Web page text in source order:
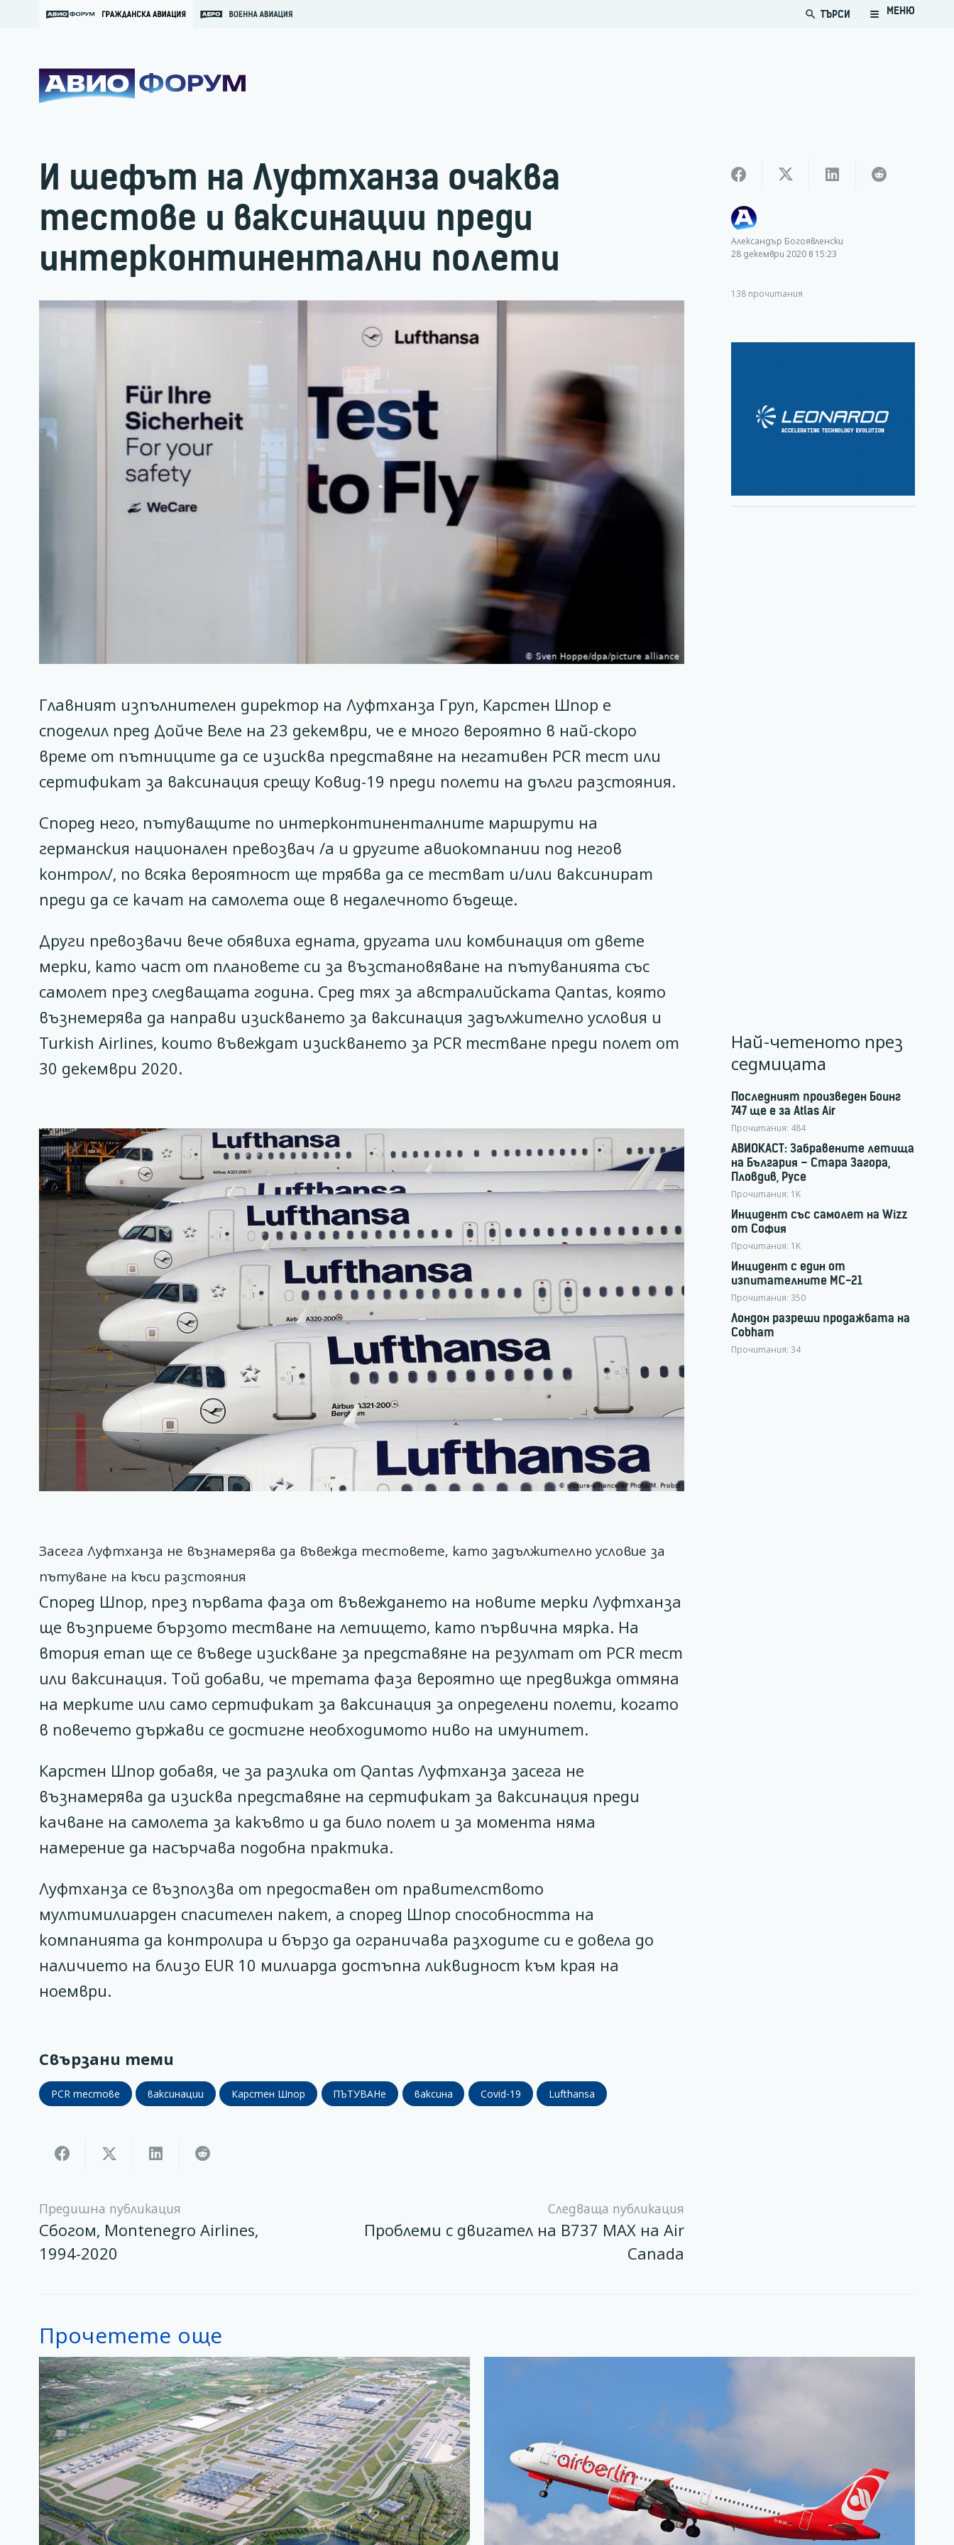
search ТЪРСИ МЕНЮ
И шефът на Луфтханза очаква
тестове и ваксинации преди
интерконтинентални полети
Главният изпълнителен директор на Луфтханза Груп, Карстен Шпор е
споделил пред Дойче Веле на 23 декември, че е много вероятно в най-скоро
време от пътниците да се изисква представяне на негативен PCR тест или
сертификат за ваксинация срещу Ковид-19 преди полети на дълги разстояния.
Според него, пътуващите по интерконтиненталните маршрути на
германския национален превозвач /а и другите авиокомпании под негов
контрол/, по всяка вероятност ще трябва да се тестват и/или ваксинират
преди да се качат на самолета още в недалечното бъдеще.
Други превозвачи вече обявиха едната, другата или комбинация от двете
мерки, като част от плановете си за възстановяване на пътуванията със
самолет през следващата година. Сред тях за австралийската Qantas, която
възнемерява да направи изискването за ваксинация задължително условия и
Turkish Airlines, които въвеждат изискването за PCR тестване преди полет от
30 декември 2020.
Засега Луфтханза не възнамерява да въвежда тестовете, като задължително условие за
пътуване на къси разстояния
Според Шпор, през първата фаза от въвеждането на новите мерки Луфтханза
ще възприеме бързото тестване на летището, като първична мярка. На
втория етап ще се въведе изискване за представяне на резултат от PCR тест
или ваксинация. Той добави, че третата фаза вероятно ще предвижда отмяна
на мерките или само сертификат за ваксинация за определени полети, когато
в повечето държави се достигне необходимото ниво на имунитет.
Карстен Шпор добавя, че за разлика от Qantas Луфтханза засега не
възнамерява да изисква представяне на сертификат за ваксинация преди
качване на самолета за какъвто и да било полет и за момента няма
намерение да насърчава подобна практика.
Луфтханза се възползва от предоставен от правителството
мултимилиарден спасителен пакет, а според Шпор способността на
компанията да контролира и бързо да ограничава разходите си е довела до
наличието на близо EUR 10 милиарда достъпна ликвидност към края на
ноември.
Свързани теми
PCR тестове ваксинации Карстен Шпор ПЪТУВАНe ваксина Covid-19 Lufthansa
Предишна публикация
Сбогом, Montenegro Airlines,
1994-2020
Следваща публикация
Проблеми с двигател на B737 MAX на Air
Canada
Александър Богоявленски
28 декември 2020 в 15:23
138 прочитания
Най-четеното през
седмицата
Последният произведен Боинг
747 ще е за Atlas Air
Прочитания: 484
АВИОКАСТ: Забравените летища
на България – Стара Загора,
Пловдив, Русе
Прочитания: 1K
Инцидент със самолет на Wizz
от София
Прочитания: 1K
Инцидент с един от
изпитателните МС-21
Прочитания: 350
Лондон разреши продажбата на
Cobham
Прочитания: 34
Прочетете още